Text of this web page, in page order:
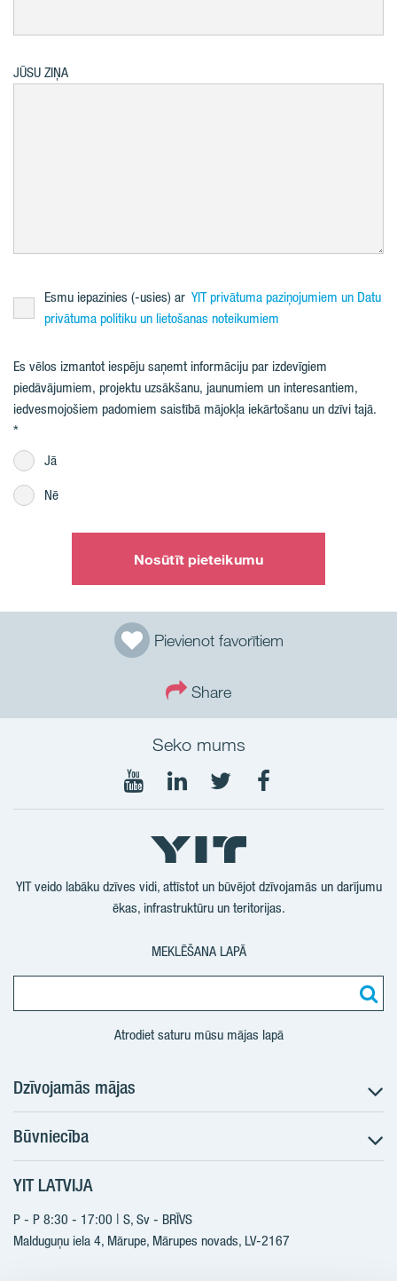
Pievienot favorītiem
Share
JŪSU ZIŅA
Esmu iepazinies (-usies) ar YIT privātuma paziņojumiem un Datu
privātuma politiku un lietošanas noteikumiem
Es vēlos izmantot iespēju saņemt informāciju par izdevīgiem
piedāvājumiem, projektu uzsākšanu, jaunumiem un interesantiem,
iedvesmojošiem padomiem saistībā mājokļa iekārtošanu un dzīvi tajā.
Jā
Nē
Nosūtīt pieteikumu
Seko mums
Seko
mums
YouTube
Seko
mums
LinkedIn
Seko
mums
Twtitter
Seko
YIT veido labāku dzīves vidi, attīstot un būvējot dzīvojamās un darījumu
ēkas, infrastruktūru un teritorijas.
MEKLĒŠANA LAPĀ
Atrodiet saturu mūsu mājas lapā
Dzīvojamās mājas
Meklēt dzīvokli
Nākotnes projekti
Pārdošanas informācija
YIT Plus
Kontakti
Būvniecība
Būvniecība
Jaunie projekti
Realizētie projekti
YIT LATVIJA
P - P 8:30 - 17:00 | S, Sv - BRĪVS
Malduguņu iela 4, Mārupe, Mārupes novads, LV-2167